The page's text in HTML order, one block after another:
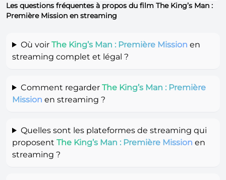
Les questions fréquentes à propos du film The King’s Man :
Première Mission en streaming
Où voir The King’s Man : Première Mission en
streaming complet et légal ?
Comment regarder The King’s Man : Première
Mission en streaming ?
Quelles sont les plateformes de streaming qui
proposent The King’s Man : Première Mission en
streaming ?